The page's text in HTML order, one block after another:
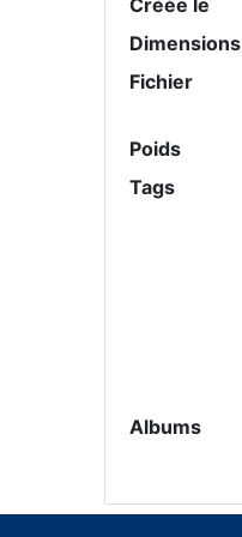
Créée le
Dimensions
Fichier
Poids
Tags
Albums